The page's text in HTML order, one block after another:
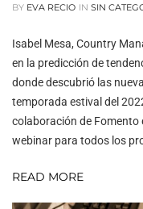
BY EVA RECIO IN SIN
Isabel Mesa, Country
en la predicción de
donde descubrió las
temporada estival del
colaboración de Fomento
webinar para todos los
READ MORE